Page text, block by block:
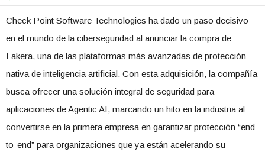
Check Point Software Technologies ha dado un paso decisivo
en el mundo de la ciberseguridad al anunciar la compra de
Lakera, una de las plataformas más avanzadas de protección
nativa de inteligencia artificial. Con esta adquisición, la compañía
busca ofrecer una solución integral de seguridad para
aplicaciones de Agentic AI, marcando un hito en la industria al
convertirse en la primera empresa en garantizar protección “end-
to-end” para organizaciones que ya están acelerando su